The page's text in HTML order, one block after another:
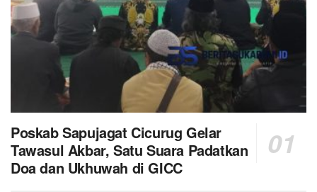
Poskab Sapujagat Cicurug Gelar
Tawasul Akbar, Satu Suara Padatkan
Doa dan Ukhuwah di GICC